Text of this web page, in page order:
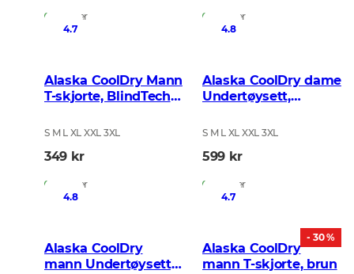
På lager
På lager
4.7
Alaska CoolDry Mann
T-skjorte, BlindTech
S M L XL XXL 3XL
349 kr
På lager
4.8
Alaska CoolDry dame
Undertøysett,
S M L XL XXL 3XL
599 kr
På lager
4.8
Alaska CoolDry
mann Undertøysett,
- 30 %
4.7
Alaska CoolDry
mann T-skjorte, brun